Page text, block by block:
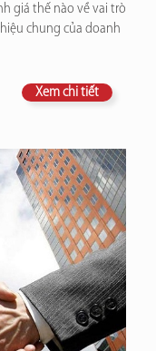
giá thế nào về vai trò
chung của doanh
Xem chi tiết